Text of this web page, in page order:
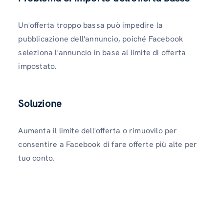
Un'offerta troppo bassa può impedire la
pubblicazione dell'annuncio, poiché Facebook
seleziona l'annuncio in base al limite di offerta
impostato.
Soluzione
Aumenta il limite dell'offerta o rimuovilo per
consentire a Facebook di fare offerte più alte per
tuo conto.